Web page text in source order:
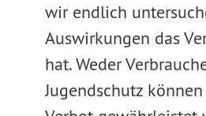
wir endlich
Auswirkungen das
hat. Weder
Jugendschutz